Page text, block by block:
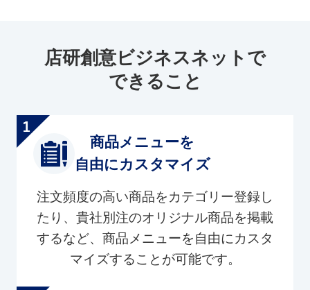
店研創意ビジネスネットで
できること
商品メニューを
自由にカスタマイズ
注文頻度の高い商品をカテゴリー登録し
たり、貴社別注のオリジナル商品を掲載
するなど、商品メニューを自由にカスタ
マイズすることが可能です。